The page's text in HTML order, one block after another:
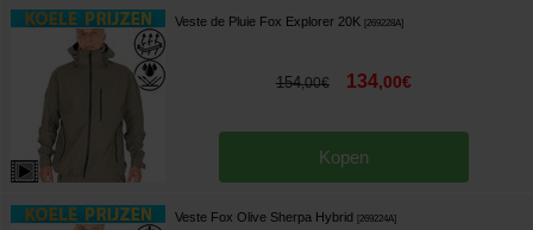
Veste de Pluie Fox Explorer 20K 269228A]
154,00€ 134,00€
Kopen
Veste Fox Olive Sherpa Hybrid 269224A]